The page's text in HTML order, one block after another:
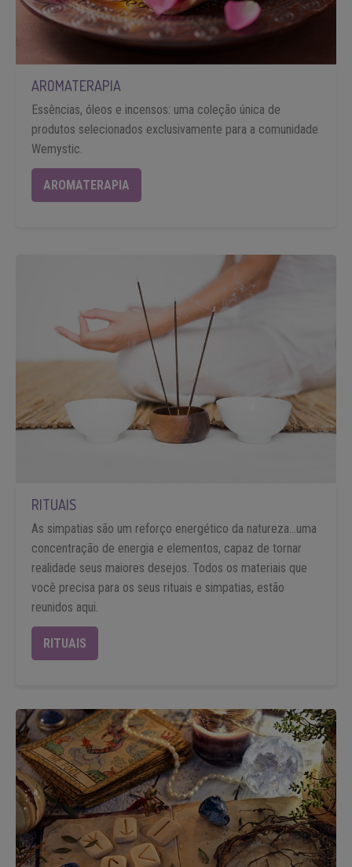
AROMATERAPIA
Essências, óleos e incensos: uma coleção única de
produtos selecionados exclusivamente para a comunidade
Wemystic.
AROMATERAPIA
RITUAIS
As simpatias são um reforço energético da natureza...uma
concentração de energia e elementos, capaz de tornar
realidade seus maiores desejos. Todos os materiais que
você precisa para os seus rituais e simpatias, estão
reunidos aqui.
RITUAIS